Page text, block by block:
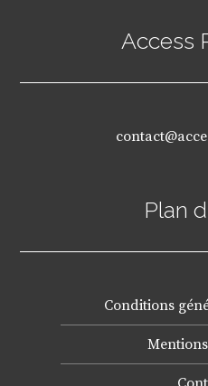
Access
Plan
Conditions